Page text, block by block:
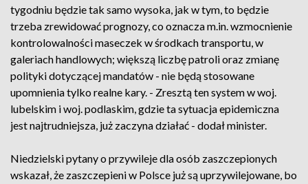
tygodniu będzie tak samo wysoka, jak w tym, to będzie
trzeba zrewidować prognozy, co oznacza m.in. wzmocnienie
kontrolowalności maseczek w środkach transportu, w
galeriach handlowych; większą liczbę patroli oraz zmianę
polityki dotyczącej mandatów - nie będą stosowane
upomnienia tylko realne kary. - Zresztą ten system w woj.
lubelskim i woj. podlaskim, gdzie ta sytuacja epidemiczna
jest najtrudniejsza, już zaczyna działać - dodał minister.
Niedzielski pytany o przywileje dla osób zaszczepionych
wskazał, że zaszczepieni w Polsce już są uprzywilejowane, bo